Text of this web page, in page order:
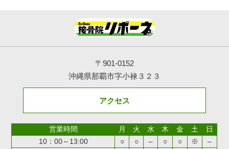
〒901-0152
沖縄県那覇市字小禄３２３
アクセス
営業時間 月 火 水 木 金 土
日
10：00～13:00
○ ○ – ○ ○ ※
–